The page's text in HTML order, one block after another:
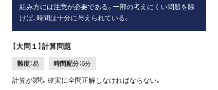
組み方には注意が必要である。一部の考えにくい問題を除
けば、時間は十分に与えられている。
【大問１】計算問題
難度：易 時間配分： 5分
計算が3問。確実に全問正解しなければならない。